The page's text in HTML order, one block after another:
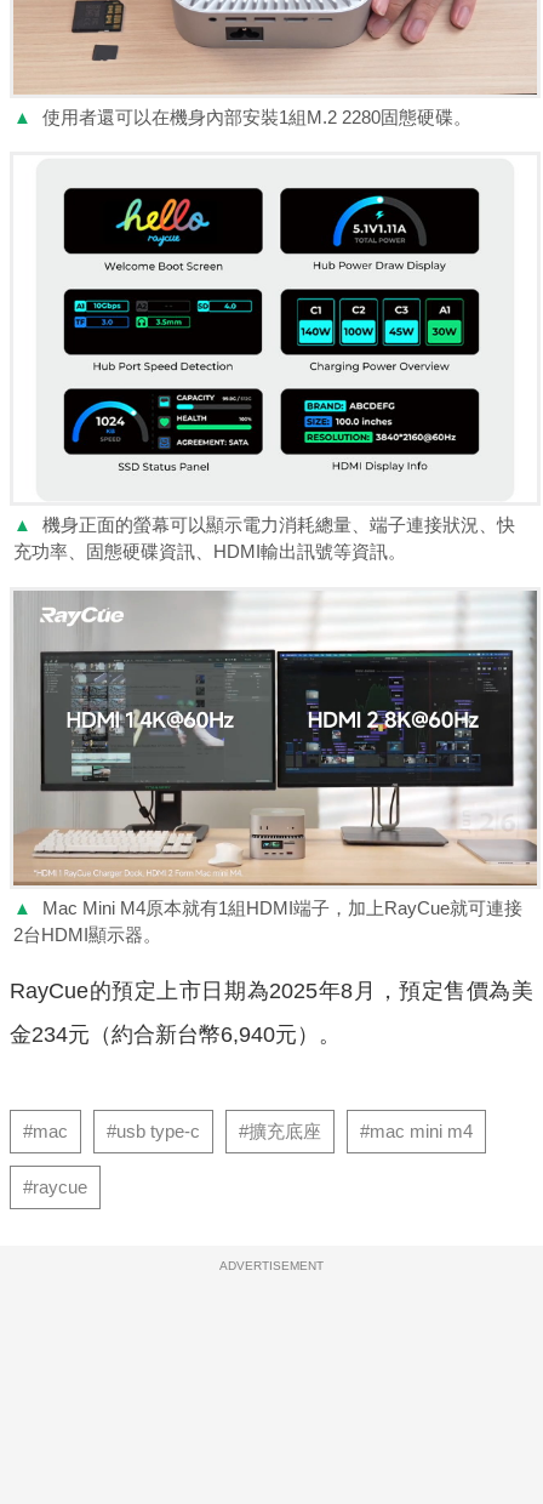
▲ 使用者還可以在機身內部安裝1組M.2 2280固態硬碟。
▲
機身正面的螢幕可以顯示電力消耗總量、端子連接狀況、快
充功率、固態硬碟資訊、HDMI輸出訊號等資訊。
▲
Mac Mini M4原本就有1組HDMI端子，加上RayCue就可連接
2台HDMI顯示器。
RayCue的預定上市日期為2025年8月，預定售價為美
金234元（約合新台幣6,940元）。
#mac #usb type-c #擴充底座 #mac mini m4
#raycue
ADVERTISEMENT